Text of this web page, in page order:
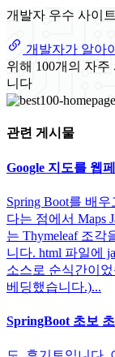
개발자 우수 사이
개발자가 알아
위해 100개의 자
니다
관련 게시물
Google 지도를 웹
Spring Boot를 배
다는 점에서 Maps
는 Thymeleaf 조각
니다. html 파일에
소스로 순식간이
베딩했습니다.)...
SpringBoot 초보